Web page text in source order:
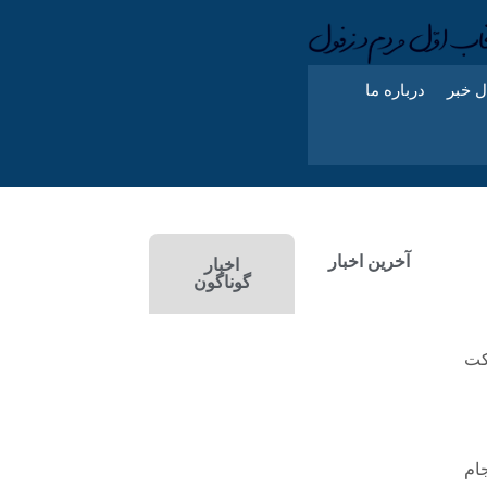
خبر درباره ما
آخرین اخبار
اخبار
گوناگون